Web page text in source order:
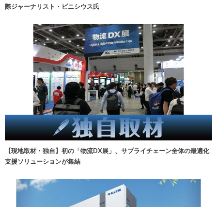
際ジャーナリスト・ビニシウス氏
【現地取材・独自】初の「物流DX展」、サプライチェーン全体の最適化
支援ソリューションが集結